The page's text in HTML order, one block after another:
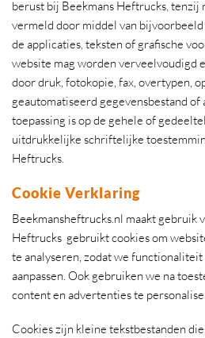
berust bij Beekmans Heftrucks, tenzij
vermeld door middel van
de applicaties, teksten of grafische
website mag worden verveelvoudigd
door druk, fotokopie, fax, overtypen,
geautomatiseerd gegevensbestand of
toepassing is op de gehele of
uitdrukkelijke schriftelijke
Heftrucks.
Cookie Verklaring
Beekmansheftrucks.nl maakt gebruik
Heftrucks gebruikt cookies om
te analyseren, zodat we
aanpassen. Ook gebruiken we na
content en advertenties te
Cookies zijn kleine tekstbestanden